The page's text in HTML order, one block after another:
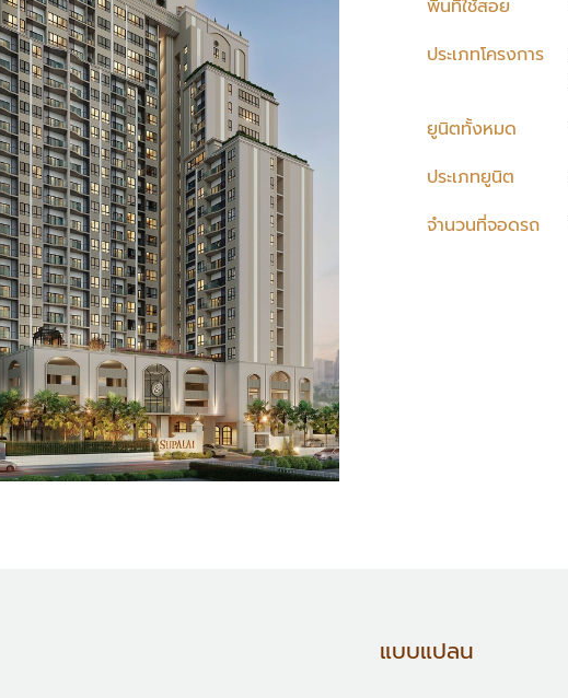
พื้นที่ใช้สอย
ประเภทโครงการ
ยูนิตทั้งหมด
ประเภทยูนิต
จำนวนที่จอดรถ
แบบแปลน